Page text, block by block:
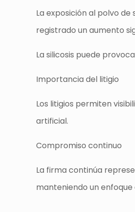
La exposición al polvo
registrado un aumento
La silicosis puede
Importancia del litigio
Los litigios permiten
artificial.
Compromiso continuo
La firma continúa
manteniendo un